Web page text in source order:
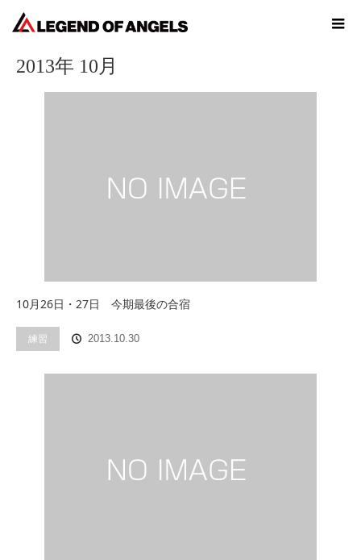
2013年 10月
2013年 10月
10月26日・27日 今期最後の合宿
練習 2013.10.30